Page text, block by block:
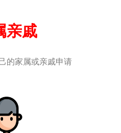
亲戚
的家属或亲戚申请